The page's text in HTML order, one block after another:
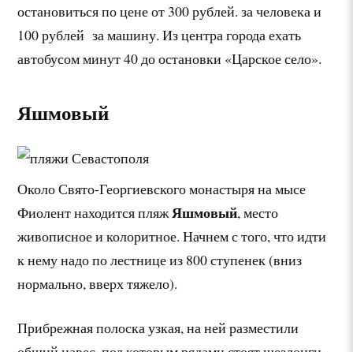
остановиться по цене от 300 рублей. за человека и
100 рублей за машину. Из центра города ехать
автобусом минут 40 до остановки «Царское село».
Яшмовый
Около Свято-Георгиевского монастыря на мысе
Фиолент находится пляжЯшмовый, место
живописное и колоритное. Начнем с того, что идти
к нему надо по лестнице из 800 ступенек (вниз
нормально, вверх тяжело).
Прибрежная полоска узкая, на ней разместили